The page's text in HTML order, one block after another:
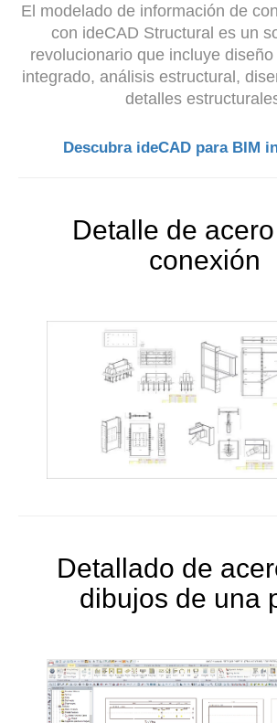
El modelado de información de
con ideCAD Structural es un
revolucionario que incluye
integrado, análisis estructural,
detalles
Descubra ideCAD para BIM
Detalle de
conexión
Detallado de
dibujos de una